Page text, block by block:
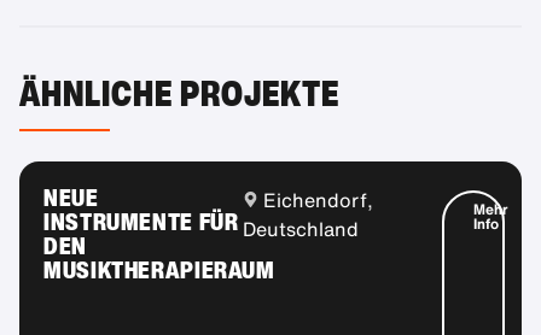
ÄHNLICHE PROJEKTE
NEUE
INSTRUMENTE FÜR
DEN
MUSIKTHERAPIERAUM
Eichendorf,
Deutschland
Mehr
Info